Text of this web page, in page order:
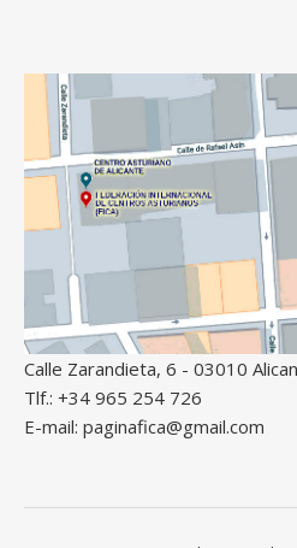
Calle Zarandieta, 6 - 03010
Tlf.: +34 965 254 726
E-mail: paginafica@gmail.com